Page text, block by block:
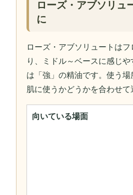
ローズ・アブソリュ
に
ローズ・アブソリュートは
り、ミドル～ベースに感じ
は「強」の精油です。使う場
肌に使うかどうかを合わせて
向いている場面